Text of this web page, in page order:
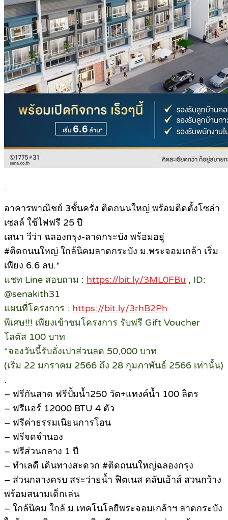
.
อาคารพาณิชย์ 3ชั้นครั่ง ติดถนนใหญ่ พร้อมติดตั้งโซล่า
เซลล์ ใช้ไฟฟรี 25 ปี
เสนา วีว่า ฉลองกรุง-ลาดกระบัง พร้อมอยู่
#ติดถนนใหญ่ ใกล้นิคมลาดกระบัง ม.พระจอมเกล้า เริ่ม
เพียง 6.6 ลบ.*
แชท Line สอบถาม : https://bit.ly/3ML0FBu , ID:
@senakith31
แผนที่โครงการ : https://bit.ly/3rhB2Ph
พิเศษ!!! เพียงเข้าชมโครงการ รับฟรี Gift Voucher
โลตัส 100 บาท
*จองวันนี้รับอั่งเปาส่วนลด 50,000 บาท
(เริ่ม 22 มกราคม 2566 ถึง 28 กุมภาพันธ์ 2566 เท่านั้น)
.
– ฟรีกันสาด ฟรีปั้มน้ำ250 วัต+แทงค์น้ำ 100 ลิตร
– ฟรีแอร์ 12000 BTU 4 ตัว
– ฟรีค่าธรรมเนียนการโอน
– ฟรีจดจำนอง
– ฟรีส่วนกลาง 1 ปี
– ทำเลดี เดินทางสะดวก #ติดถนนใหญ่ฉลองกรุง
– ส่วนกลางครบ สระว่ายน้ำ ฟิตเนส คลับเฮ้าส์ สวนกว้าง
พร้อมสนามเด็กเล่น
– ใกล้นิคม ใกล้ ม.เทคโนโลยีพระจอมเกล้าฯ ลาดกระบัง